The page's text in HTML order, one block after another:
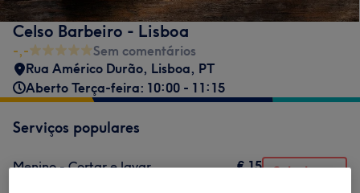
Celso Barbeiro - Lisboa
-,-
Sem comentários
Rua Américo Durão, Lisboa, PT
Aberto Terça-feira: 10:00 - 11:15
Serviços populares
Menino - Cortar e lavar
€ 15 Selecionar